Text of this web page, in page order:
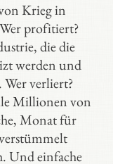
Krieg in
profitiert?
die die
werden und
verliert?
Millionen von
Monat für
Und einfache